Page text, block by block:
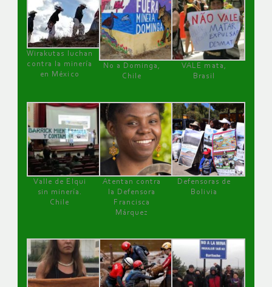
Wirakutas luchan
contra la minería
en México
No a Dominga,
Chile
VALE mata,
Brasil
Valle de Elqui
sin minería.
Chile
Atentan contra
la Defensora
Francisca
Márquez
Defensoras de
Bolivia